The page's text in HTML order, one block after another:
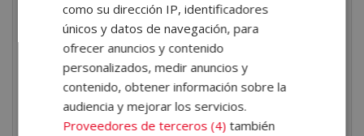
Salidas profesionales
Los profesionales formados en numerología suelen
desarrollar su actividad
como numerólogos,
asesores en desarrollo personal, consultores
energéticos, terapeutas holísticos o facilitadores de
como su dirección IP, identificadores
únicos y datos de navegación, para
ofrecer anuncios y contenido
personalizados, medir anuncios y
contenido, obtener información sobre la
audiencia y mejorar los servicios.
Proveedores de terceros (4) también